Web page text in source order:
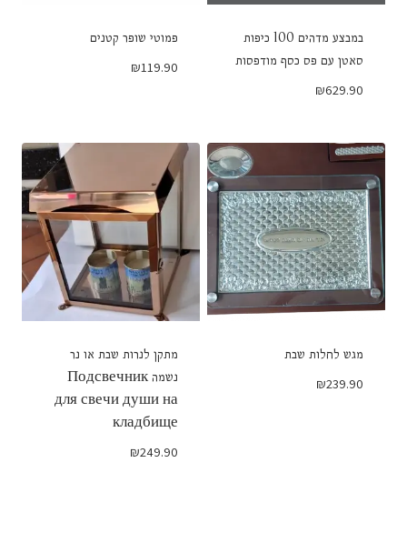
במבצע מדהים 100 כיפות
סאטן עם פס כסף מודפסות
₪629.90
פמוטי שופר קטנים
₪119.90
מגש לחלות שבת
₪239.90
מתקן לנרות שבת או נר
נשמה Подсвечник
для свечи души на
кладбище
₪249.90